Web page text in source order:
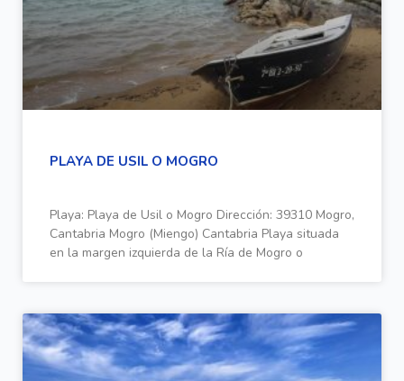
PLAYA DE USIL O MOGRO
Playa: Playa de Usil o Mogro Dirección: 39310 Mogro,
Cantabria Mogro (Miengo) Cantabria Playa situada
en la margen izquierda de la Ría de Mogro o